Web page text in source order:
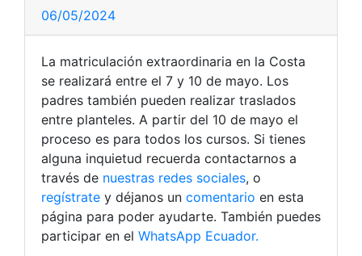
06/05/2024
La matriculación extraordinaria en la Costa
se realizará entre el 7 y 10 de mayo. Los
padres también pueden realizar traslados
entre planteles. A partir del 10 de mayo el
proceso es para todos los cursos. Si tienes
alguna inquietud recuerda contactarnos a
través de nuestras redes sociales, o
regístrate y déjanos un comentario en esta
página para poder ayudarte. También puedes
participar en el WhatsApp Ecuador.